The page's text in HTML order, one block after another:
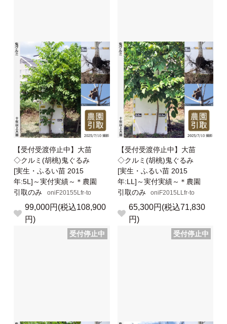
【受付受渡停止中】大苗
◇クルミ(胡桃)鬼ぐるみ
[実生・ふるい苗 2015
年:5L]～実付実績～＊農園
引取のみ
oniF20155Lfr-to
99,000円(税込108,900
円)
【受付受渡停止中】大苗
◇クルミ(胡桃)鬼ぐるみ
[実生・ふるい苗 2015
年:LL]～実付実績～＊農園
引取のみ
oniF2015LLfr-to
65,300円(税込71,830
円)
受付停止中 受付停止中